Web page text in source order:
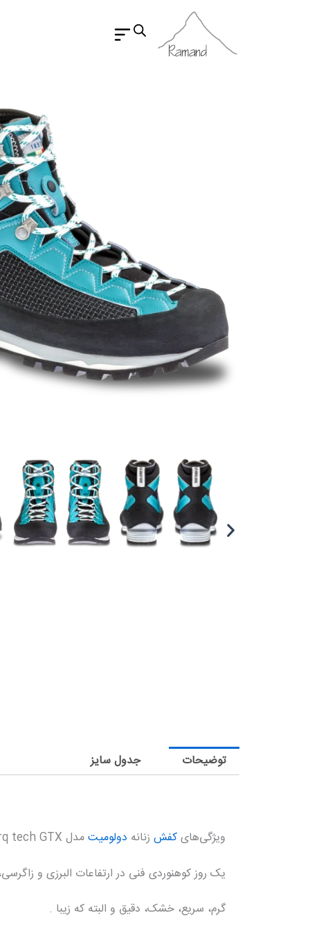
توضیحات جدول سایز
ویژگی‌هایکفش زنانه دولومیتمدل Torq tech GTX :
یک روز کوهنوردی فنی در ارتفاعات البرزی و زاگرسی،
گرم، سریع، خشک، دقیق و البته که زیبا .